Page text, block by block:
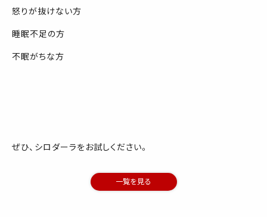
怒りが抜けない方
睡眠不足の方
不眠がちな方
ぜひ、シロダーラをお試しください。
一覧を見る